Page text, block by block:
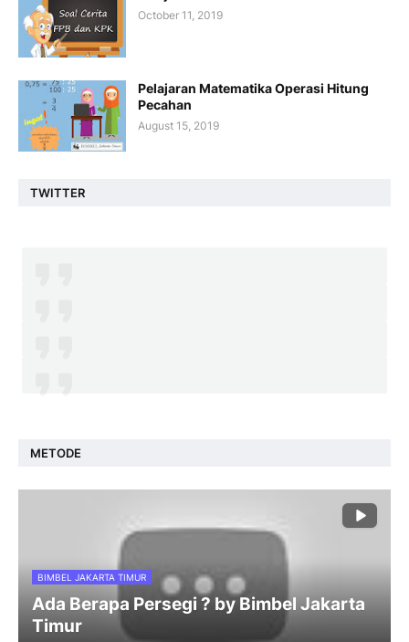
October 11, 2019
Pelajaran Matematika Operasi Hitung
Pecahan
August 15, 2019
TWITTER
METODE
BIMBEL JAKARTA TIMUR
Ada Berapa Persegi ? by Bimbel Jakarta
Timur